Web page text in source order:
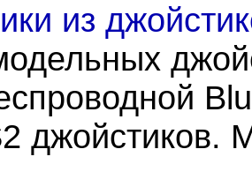
из
джойстиков.